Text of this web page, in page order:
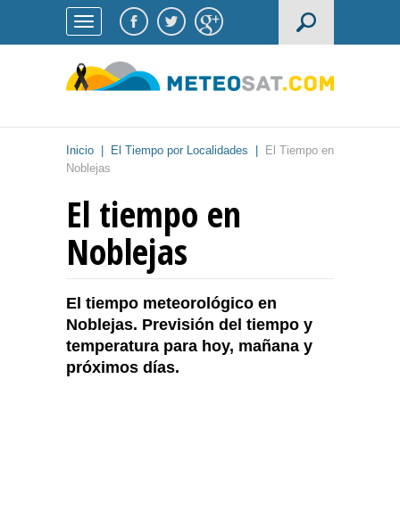
Inicio El Tiempo por Localidades
El Tiempo en
Noblejas
El tiempo en
Noblejas
El tiempo meteorológico en
Noblejas. Previsión del tiempo y
temperatura para hoy, mañana y
próximos días.